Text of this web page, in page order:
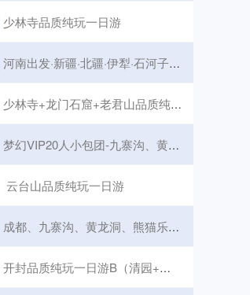
少林寺品质纯玩一日游
河南出发·新疆·北疆·伊犁·石河子·绿色草原·红色兵团·之旅双飞八日游
少林寺+龙门石窟+老君山品质纯玩两日游
梦幻VIP20人小包团-九寨沟、黄龙、熊猫基地五日游
云台山品质纯玩一日游
成都、九寨沟、黄龙洞、熊猫乐园、峨眉山、乐山大佛七日游
开封品质纯玩一日游B（清园+开封府+小宋城）